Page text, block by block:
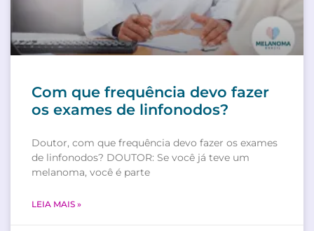
Com que frequência devo fazer
os exames de linfonodos?
Doutor, com que frequência devo fazer os exames
de linfonodos? DOUTOR: Se você já teve um
melanoma, você é parte
LEIA MAIS »